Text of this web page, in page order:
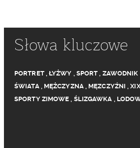
Słowa kluczowe
PORTRET,ŁYŻWY , SPORT , ZAWODNIK
ŚWIATA, MĘŻCZYZNA, MĘZCZYŹNI ,
SPORTY ZIMOWE , ŚLIZGAWKA ,